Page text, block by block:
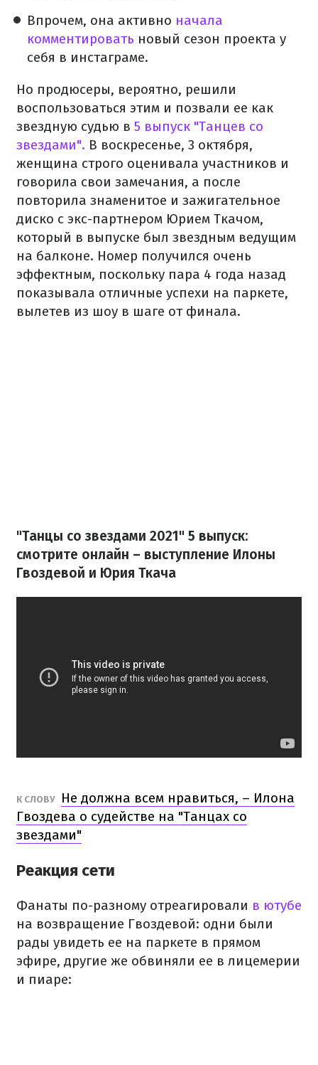
Впрочем, она активно начала
комментировать новый сезон проекта у
себя в инстаграме.
Но продюсеры, вероятно, решили
воспользоваться этим и позвали ее как
звездную судью в 5 выпуск "Танцев со
звездами". В воскресенье, 3 октября,
женщина строго оценивала участников и
говорила свои замечания, а после
повторила знаменитое и зажигательное
диско с экс-партнером Юрием Ткачом,
который в выпуске был звездным ведущим
на балконе. Номер получился очень
эффектным, поскольку пара 4 года назад
показывала отличные успехи на паркете,
вылетев из шоу в шаге от финала.
"Танцы со звездами 2021" 5 выпуск:
смотрите онлайн – выступление Илоны
Гвоздевой и Юрия Ткача
К СЛОВУ
Не должна всем нравиться, – Илона
Гвоздева о судействе на "Танцах со
звездами"
Реакция сети
Фанаты по-разному отреагировали в ютубе
на возвращение Гвоздевой: одни были
рады увидеть ее на паркете в прямом
эфире, другие же обвиняли ее в лицемерии
и пиаре: